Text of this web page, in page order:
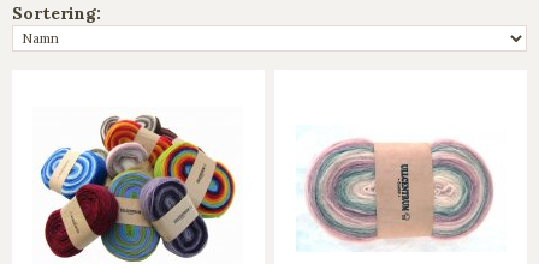
Sortering: